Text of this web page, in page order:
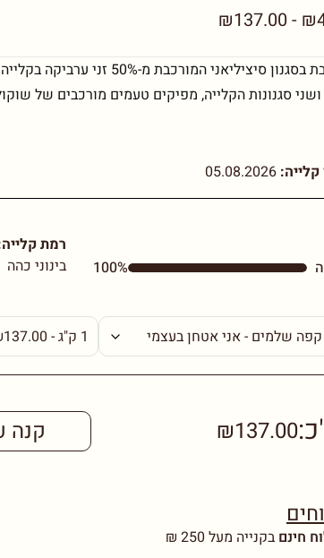
ושני סגנונות הקלייה, מפיקים טעמים מורכבים של
05.08.2026
100%
רמת
בינוני כהה
קנה ₪137.00
חינם בקנייה מעל 250 ₪